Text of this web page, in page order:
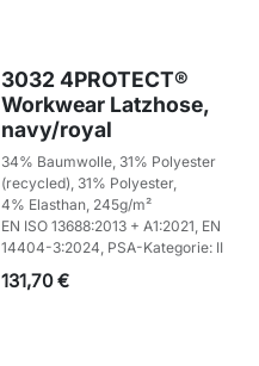
3032 4PROTECT®
Workwear Latzhose,
navy/royal
34% Baumwolle, 31% Polyester
(recycled), 31% Polyester,
4% Elasthan, 245g/m²
EN ISO 13688:2013 + A1:2021, EN
14404-3:2024, PSA-Kategorie: II
131,70€